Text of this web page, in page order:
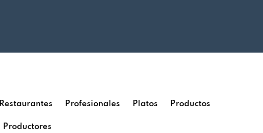
Restaurantes Profesionales Platos Productos
Productores